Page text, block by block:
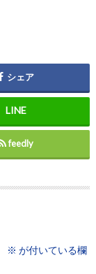
シェア
feedly
※ が付いている欄